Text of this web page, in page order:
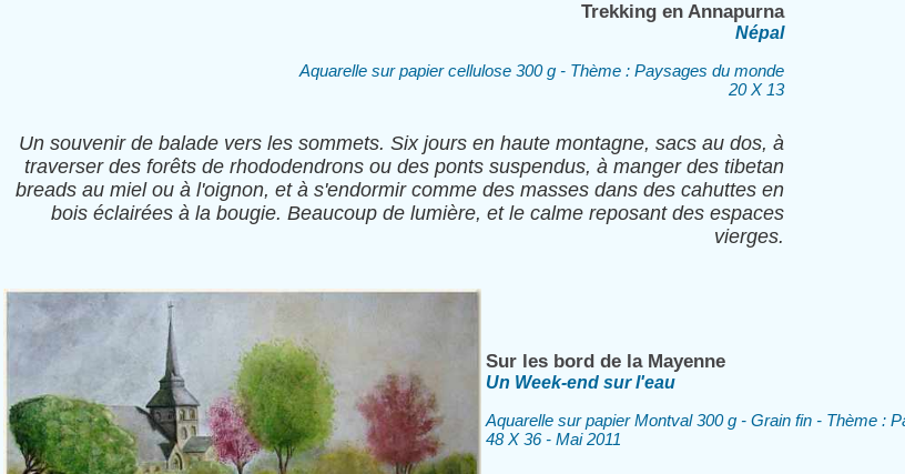
Trekking en Annapurna
Népal
Aquarelle sur papier cellulose 300 g - Thème : Paysages du monde
20 X 13
Un souvenir de balade vers les sommets. Six jours en haute montagne, sacs au dos, à
traverser des forêts de rhododendrons ou des ponts suspendus, à manger des tibetan
breads au miel ou à l'oignon, et à s'endormir comme des masses dans des cahuttes en
bois éclairées à la bougie. Beaucoup de lumière, et le calme reposant des espaces
vierges.
Sur les bord de la Mayenne
Un Week-end sur l'eau
Aquarelle sur papier Montval 300 g - Grain fin - Thème :
48 X 36 - Mai 2011